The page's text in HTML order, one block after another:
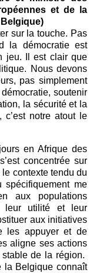
et de la
sur la touche. Pas
la démocratie est
jeu. Il est clair que
Nous devons
pas simplement
soutenir
la sécurité et la
c’est notre atout le
en Afrique des
concentrée sur
contexte tendu du
spécifiquement me
aux populations
leur utilité et leur
aux initiatives
les appuyer et de
aligne ses actions
stable de la région.
la Belgique connaît